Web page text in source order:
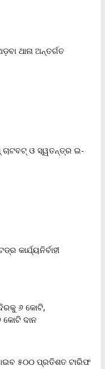
ଥାନା ଅନ୍ତର୍ଗତ
ଓ ସ୍ୱତନ୍ତ୍ର ଇ-
କାର୍ଯ୍ୟନିର୍ବାହୀ
୬ କୋଟି,
କୋଟି ଦାନ
୫୦୦ ପ୍ରତିଶତ ଟାରିଫ